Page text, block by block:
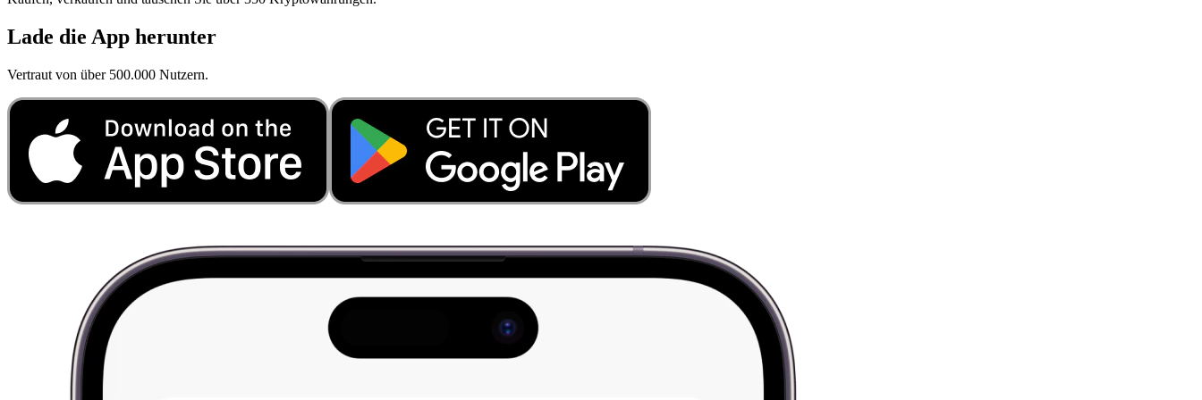
Lade die App herunter
Vertraut von über 500.000 Nutzern.